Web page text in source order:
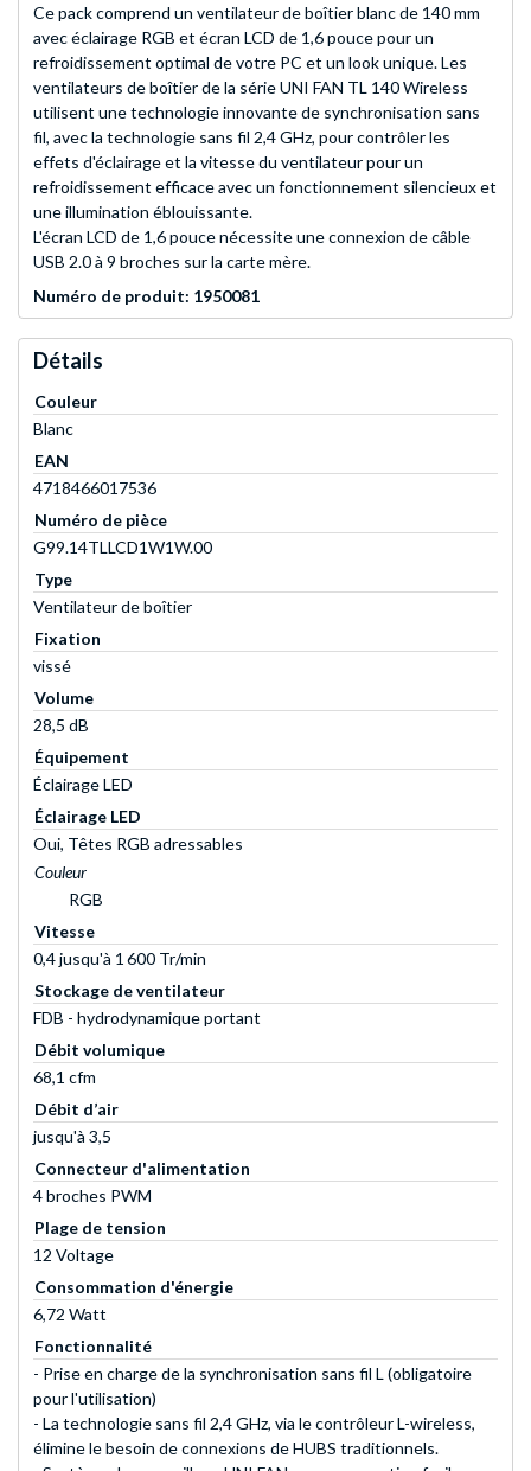
Ce pack comprend un ventilateur de boîtier blanc de 140 mm
avec éclairage RGB et écran LCD de 1,6 pouce pour un
refroidissement optimal de votre PC et un look unique. Les
ventilateurs de boîtier de la série UNI FAN TL 140 Wireless
utilisent une technologie innovante de synchronisation sans
fil, avec la technologie sans fil 2,4 GHz, pour contrôler les
effets d'éclairage et la vitesse du ventilateur pour un
refroidissement efficace avec un fonctionnement silencieux et
une illumination éblouissante.
L'écran LCD de 1,6 pouce nécessite une connexion de câble
USB 2.0 à 9 broches sur la carte mère.
Numéro de produit: 1950081
Détails
Couleur
Blanc
EAN
4718466017536
Numéro de pièce
G99.14TLLCD1W1W.00
Type
Ventilateur de boîtier
Fixation
vissé
Volume
28,5 dB
Équipement
Éclairage LED
Éclairage LED
Oui, Têtes RGB adressables
Couleur
RGB
Vitesse
0,4 jusqu'à 1 600 Tr/min
Stockage de ventilateur
FDB - hydrodynamique portant
Débit volumique
68,1 cfm
Débit d’air
jusqu'à 3,5
Connecteur d'alimentation
4 broches PWM
Plage de tension
12 Voltage
Consommation d'énergie
6,72 Watt
Fonctionnalité
- Prise en charge de la synchronisation sans fil L (obligatoire
pour l'utilisation)
- La technologie sans fil 2,4 GHz, via le contrôleur L-wireless,
élimine le besoin de connexions de HUBS traditionnels.